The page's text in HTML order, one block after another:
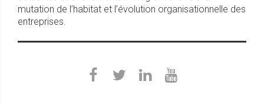
mutation de l’habitat et l’évolution organisationnelle des
entreprises.